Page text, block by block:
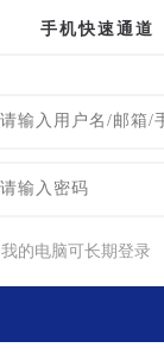
手机快速通道
我的电脑可长期登录